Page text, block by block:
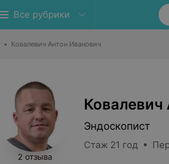
Все рубрики
• Ковалевич Антон Иванович
2 отзыва
Ковалевич
Эндоскопист
Стаж 21 год •